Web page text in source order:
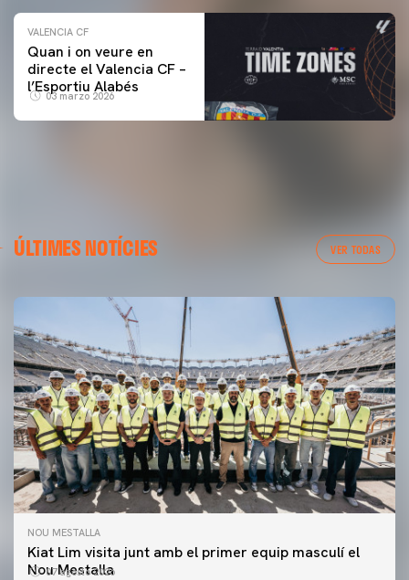
VALENCIA CF
Quan i on veure en
directe el Valencia CF –
l’Esportiu Alabés
03 marzo 2026
ÚLTIMES NOTÍCIES VER TODAS
NOU MESTALLA
Kiat Lim visita junt amb el primer equip masculí el
Nou Mestalla
07 agosto 2026